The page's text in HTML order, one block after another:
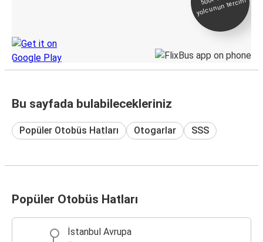
yolcunun tercihi
Bu sayfada bulabilecekleriniz
Popüler Otobüs Hatları Otogarlar SSS
Popüler Otobüs Hatları
İstanbul Avrupa